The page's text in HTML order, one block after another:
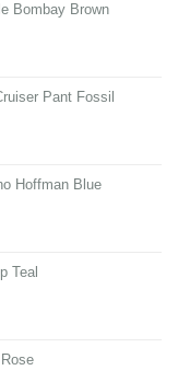
Bombay Brown
Pant Fossil
Hoffman Blue
Teal